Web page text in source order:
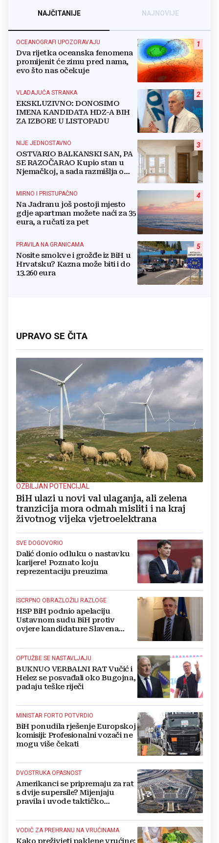
NAJČITANIJE NAJNOVIJE
1
OCEANOGRAFI UPOZORAVAJU
Dva rijetka oceanska fenomena
promijenit će zimu pred nama,
evo što nas očekuje
2
VLADAJUĆA STRANKA
EKSKLUZIVNO: DONOSIMO
IMENA KANDIDATA HDZ-A BIH
ZA IZBORE U LISTOPADU
3
NIJE JEDNOSTAVNO
OSTVARIO BALKANSKI SAN, PA
SE RAZOČARAO Kupio stan u
Njemačkoj, a sada razmišlja o
4
MIRNO I PRISTUPAČNO
Na Jadranu još postoji mjesto
gdje apartman možete naći za 35
eura, a ručati za pet
5
PRAVILA NA GRANICAMA
Nosite smokve i grožđe iz BiH u
Hrvatsku? Kazna može biti i do
13.260 eura
UPRAVO SE ČITA
OZBILJAN POTENCIJAL
BiH ulazi u novi val ulaganja, ali zelena
tranzicija mora odmah misliti i na kraj
životnog vijeka vjetroelektrana
SVE DOGOVORIO
Dalić donio odluku o nastavku
karijere! Poznato koju
reprezentaciju preuzima
ISCRPNO OBRAZLOŽILI RAZLOGE
HSP BiH podnio apelaciju
Ustavnom sudu BiH protiv
ovjere kandidature Slavena
OPTUŽBE SE NASTAVLJAJU
BUKNUO VERBALNI RAT Vučić i
Helez se posvađali oko Bugojna,
padaju teške riječi
MINISTAR FORTO POTVRDIO
BiH ponudila rješenje Europskoj
komisiji: Profesionalni vozači ne
mogu više čekati
DVOSTRUKA OPASNOST
Amerikanci se pripremaju za rat
s dvije supersile? Mijenjaju
pravila i uvode taktičko
VODIČ ZA PREHRANU NA VRUĆINAMA
Kako preživjeti paklene vrućine: